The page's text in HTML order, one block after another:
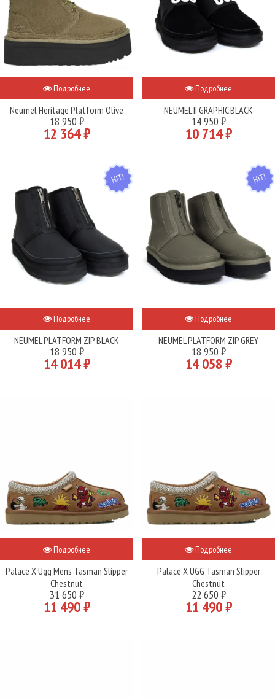
Подробнее
Neumel Heritage Platform Olive
18 950 ₽
12 364 ₽
Подробнее
NEUMEL II GRAPHIC BLACK
14 950 ₽
10 714 ₽
HIT
Подробнее
NEUMEL PLATFORM ZIP BLACK
18 950 ₽
14 014 ₽
HIT
Подробнее
NEUMEL PLATFORM ZIP GREY
18 950 ₽
14 058 ₽
Подробнее
Palace X Ugg Mens Tasman Slipper
Chestnut
31 650 ₽
11 490 ₽
Подробнее
Palace X UGG Tasman Slipper
Chestnut
22 650 ₽
11 490 ₽